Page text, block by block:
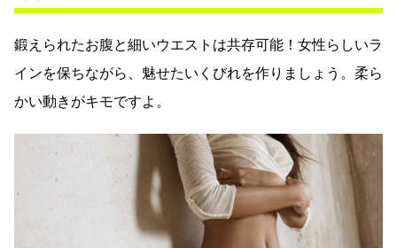
鍛えられたお腹と細いウエストは共存可能！女性らしいラ
インを保ちながら、魅せたいくびれを作りましょう。柔ら
かい動きがキモですよ。